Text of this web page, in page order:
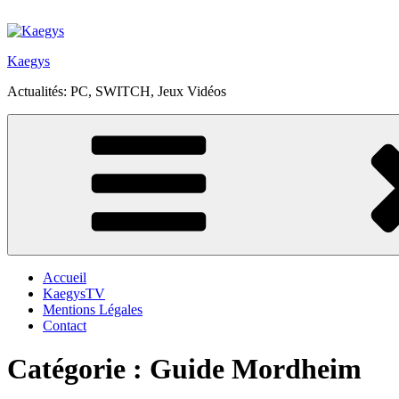
au
principal
Kaegys
Actualités: PC, SWITCH, Jeux Vidéos
Accueil
KaegysTV
Mentions Légales
Contact
Catégorie : Guide Mordheim